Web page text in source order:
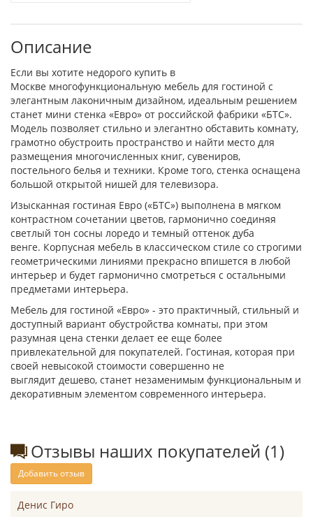
Описание
Если вы хотите недорого купить в
Москве многофункциональную мебель для гостиной с
элегантным лаконичным дизайном, идеальным решением
станет мини стенка «Евро» от российской фабрики «БТС».
Модель позволяет стильно и элегантно обставить комнату,
грамотно обустроить пространство и найти место для
размещения многочисленных книг, сувениров,
постельного белья и техники. Кроме того, стенка оснащена
большой открытой нишей для телевизора.
Изысканная гостиная Евро («БТС») выполнена в мягком
контрастном сочетании цветов, гармонично соединяя
светлый тон сосны лоредо и темный оттенок дуба
венге. Корпусная мебель в классическом стиле со строгими
геометрическими линиями прекрасно впишется в любой
интерьер и будет гармонично смотреться с остальными
предметами интерьера.
Мебель для гостиной «Евро» - это практичный, стильный и
доступный вариант обустройства комнаты, при этом
разумная цена стенки делает ее еще более
привлекательной для покупателей. Гостиная, которая при
своей невысокой стоимости совершенно не
выглядит дешево, станет незаменимым функциональным и
декоративным элементом современного интерьера.
Отзывы наших покупателей (1)
Добавить отзыв
Денис Гиро